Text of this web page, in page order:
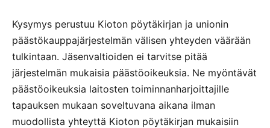
Kysymys perustuu Kioton pöytäkirjan ja unionin
päästökauppajärjestelmän välisen yhteyden väärään
tulkintaan. Jäsenvaltioiden ei tarvitse pitää
järjestelmän mukaisia päästöoikeuksia. Ne myöntävät
päästöoikeuksia laitosten toiminnanharjoittajille
tapauksen mukaan soveltuvana aikana ilman
muodollista yhteyttä Kioton pöytäkirjan mukaisiin